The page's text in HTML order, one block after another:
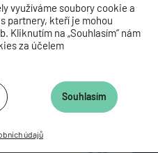
využíváme soubory cookie a
partnery, kteří je mohou
Kliknutím na „Souhlasím“ nám
za účelem
Souhlasím
údajů